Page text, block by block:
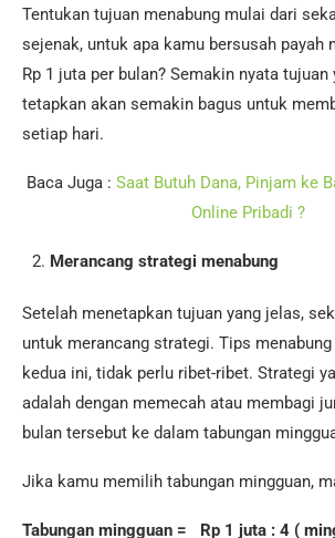
Tentukan tujuan menabung mulai dari
sejenak, untuk apa kamu bersusah payah
Rp 1 juta per bulan? Semakin nyata tujuan
tetapkan akan semakin bagus untuk
setiap hari.
Baca Juga : Saat Butuh Dana, Pinjam ke
Online Pribadi ?
Merancang strategi menabung
Setelah menetapkan tujuan yang jelas,
untuk merancang strategi. Tips
kedua ini, tidak perlu ribet-ribet. Strategi
adalah dengan memecah atau membagi
bulan tersebut ke dalam tabungan
Jika kamu memilih tabungan mingguan,
Tabungan mingguan = Rp 1 juta : 4 (